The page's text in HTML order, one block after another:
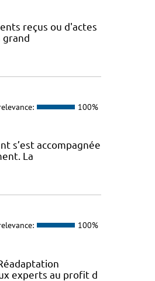
reçus ou d'actes
grand
100%
s’est accompagnée
La
100%
experts au profit d